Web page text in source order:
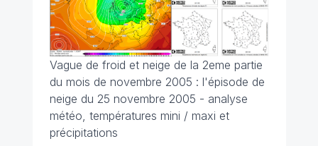
Vague de froid et neige de la 2eme partie
du mois de novembre 2005 : l'épisode de
neige du 25 novembre 2005 - analyse
météo, températures mini / maxi et
précipitations